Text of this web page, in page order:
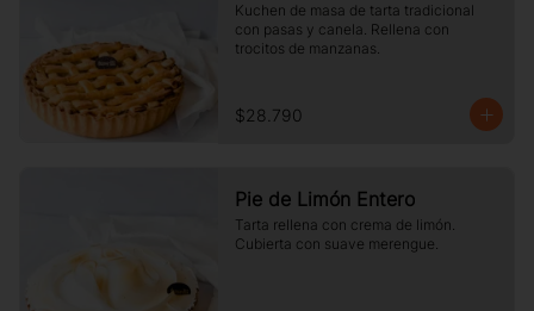
Kuchen de masa de tarta tradicional
con pasas y canela. Rellena con
trocitos de manzanas.
$28.790
Pie de Limón Entero
Tarta rellena con crema de limón.
Cubierta con suave merengue.